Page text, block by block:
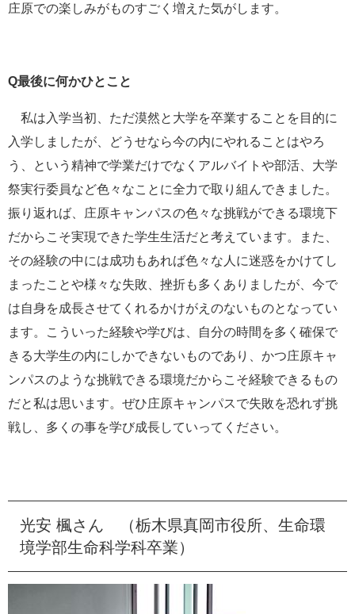
庄原での楽しみがものすごく増えた気がします。
Q最後に何かひとこと
私は入学当初、ただ漠然と大学を卒業することを目的に
入学しましたが、どうせなら今の内にやれることはやろ
う、という精神で学業だけでなくアルバイトや部活、大学
祭実行委員など色々なことに全力で取り組んできました。
振り返れば、庄原キャンパスの色々な挑戦ができる環境下
だからこそ実現できた学生生活だと考えています。また、
その経験の中には成功もあれば色々な人に迷惑をかけてし
まったことや様々な失敗、挫折も多くありましたが、今で
は自身を成長させてくれるかけがえのないものとなってい
ます。こういった経験や学びは、自分の時間を多く確保で
きる大学生の内にしかできないものであり、かつ庄原キャ
ンパスのような挑戦できる環境だからこそ経験できるもの
だと私は思います。ぜひ庄原キャンパスで失敗を恐れず挑
戦し、多くの事を学び成長していってください。
光安 楓さん （栃木県真岡市役所、生命環
境学部生命科学科卒業）